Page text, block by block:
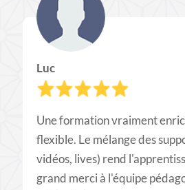
Luc
Une formation vraiment
flexible. Le mélange des
vidéos, lives) rend
grand merci à l'équipe